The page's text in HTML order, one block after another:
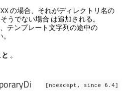
の場合、それがディレクトリ名の
うでない場合 は追加される。
テンプレート文字列の途中の
。
[noexcept, since 6.4]